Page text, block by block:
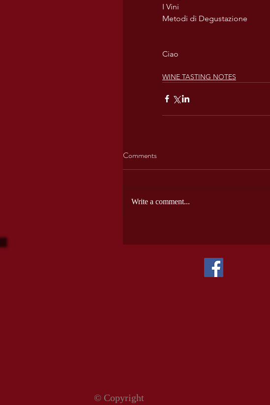
I Vini
Metodi di Degustazione
Ciao
WINE TASTING NOTES
Comments
Write a comment...
© Copyright